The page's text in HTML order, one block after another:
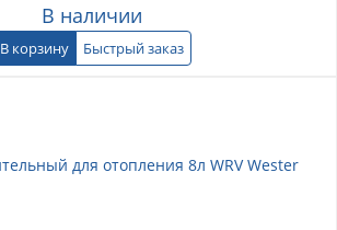
В наличии
В корзину Быстрый заказ